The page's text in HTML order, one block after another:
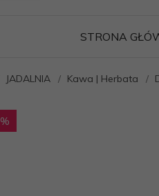
STRONA
JADALNIA Kawa | Herbata
%